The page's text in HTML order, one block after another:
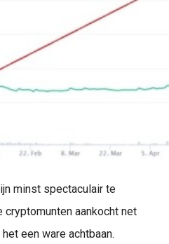
minst spectaculair te
cryptomunten aankocht net
een ware achtbaan.